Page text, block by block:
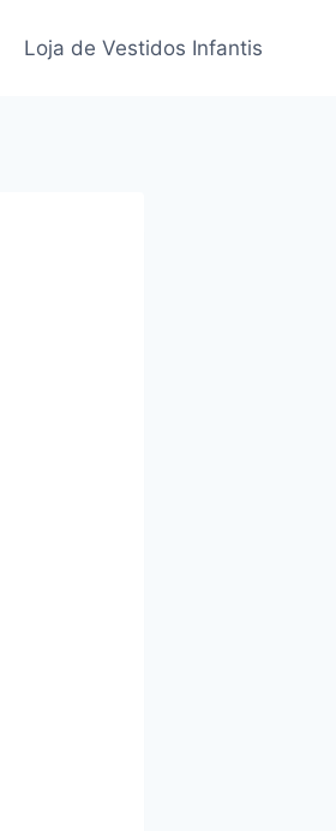
Loja de Vestidos Infantis